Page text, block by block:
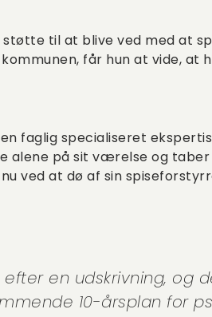
til at blive ved med at
får hun at vide, at
faglig specialiseret
alene på sit værelse og
ved at dø af sin
en udskrivning, og
10-årsplan for